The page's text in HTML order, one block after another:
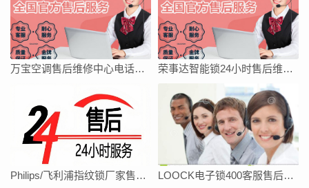
万宝空调售后维修中心电话地址全国 荣事达智能锁24小时售后维修网点电话
Philips/飞利浦指纹锁厂家售后服务中心 LOOCK电子锁400客服售后全国服务电话